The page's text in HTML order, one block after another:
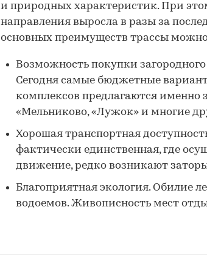
и природных характеристик. При
направления выросла в разы за
основных преимуществ трассы
Возможность покупки
Сегодня самые бюджетные
комплексов предлагаются именно
«Мельниково, «Лужок» и многие
Хорошая транспортная
фактически единственная, где
движение, редко возникают
Благоприятная экология. Обилие
водоемов. Живописность мест